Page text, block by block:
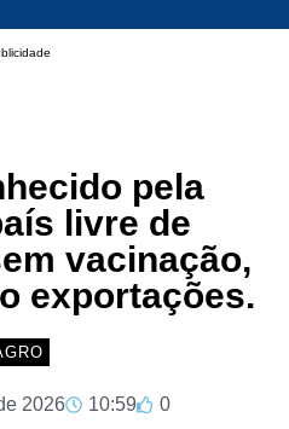
pela
livre de
vacinação,
exportações.
2026 10:59 0